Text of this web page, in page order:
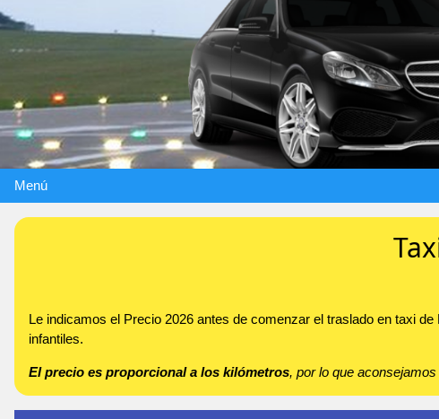
Menú
Le indicamos el Precio 2026 antes de comenzar el traslado en taxi
infantiles.
El precio es proporcional a los kilómetros, por lo que aconsejamos